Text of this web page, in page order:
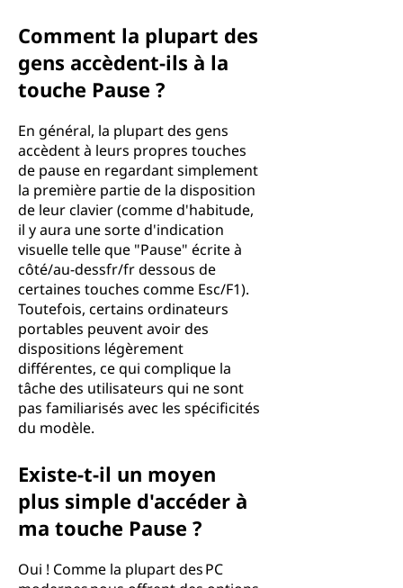
Comment la plupart des
gens accèdent-ils à la
touche Pause ?
En général, la plupart des gens
accèdent à leurs propres touches
de pause en regardant simplement
la première partie de la disposition
de leur clavier (comme d'habitude,
il y aura une sorte d'indication
visuelle telle que "Pause" écrite à
côté/au-dessfr/fr dessous de
certaines touches comme Esc/F1).
Toutefois, certains ordinateurs
portables peuvent avoir des
dispositions légèrement
différentes, ce qui complique la
tâche des utilisateurs qui ne sont
pas familiarisés avec les spécificités
du modèle.
Existe-t-il un moyen
plus simple d'accéder à
ma touche Pause ?
Oui ! Comme la plupart des PC